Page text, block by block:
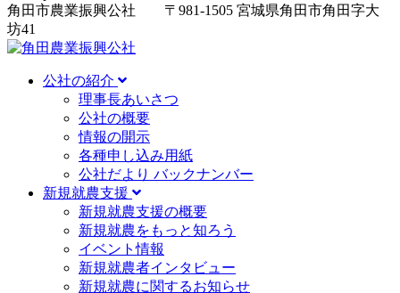
角田市農業振興公社 〒981-1505 宮城県角田市角田字大
坊41
公社の紹介
理事長あいさつ
公社の概要
情報の開示
各種申し込み用紙
公社だより バックナンバー
新規就農支援
新規就農支援の概要
新規就農をもっと知ろう
イベント情報
新規就農者インタビュー
新規就農に関するお知らせ